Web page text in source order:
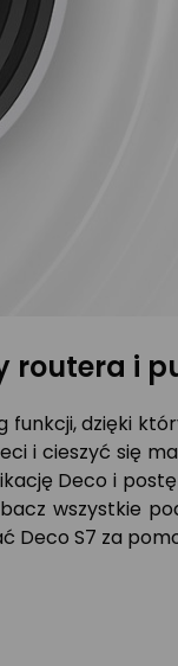
routera i
funkcji, dzięki
i cieszyć się
Deco i
wszystkie
Deco S7 za